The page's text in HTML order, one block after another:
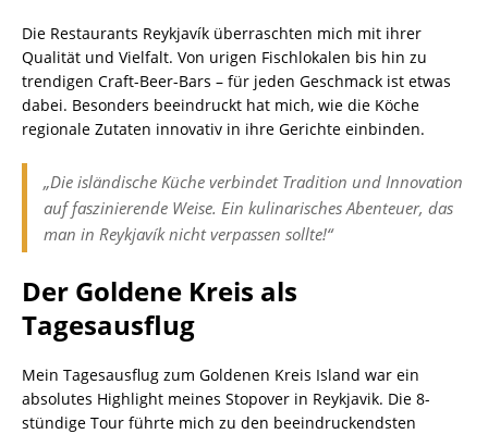
Die Restaurants Reykjavík überraschten mich mit ihrer
Qualität und Vielfalt. Von urigen Fischlokalen bis hin zu
trendigen Craft-Beer-Bars – für jeden Geschmack ist etwas
dabei. Besonders beeindruckt hat mich, wie die Köche
regionale Zutaten innovativ in ihre Gerichte einbinden.
„Die isländische Küche verbindet Tradition und Innovation
auf faszinierende Weise. Ein kulinarisches Abenteuer, das
man in Reykjavík nicht verpassen sollte!“
Der Goldene Kreis als
Tagesausflug
Mein Tagesausflug zum Goldenen Kreis Island war ein
absolutes Highlight meines Stopover in Reykjavik. Die 8-
stündige Tour führte mich zu den beeindruckendsten